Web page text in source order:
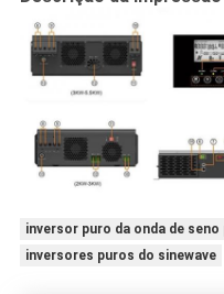
inversor puro da onda de seno
inversores puros do sinewave